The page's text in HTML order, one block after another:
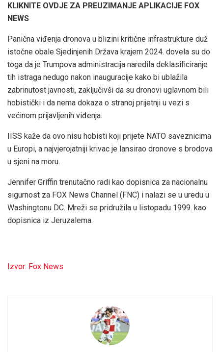
KLIKNITE OVDJE ZA PREUZIMANJE APLIKACIJE FOX
NEWS
Panična viđenja dronova u blizini kritične infrastrukture duž
istočne obale Sjedinjenih Država krajem 2024. dovela su do
toga da je Trumpova administracija naredila deklasificiranje
tih istraga nedugo nakon inauguracije kako bi ublažila
zabrinutost javnosti, zaključivši da su dronovi uglavnom bili
hobistički i da nema dokaza o stranoj prijetnji u vezi s
većinom prijavljenih viđenja.
IISS kaže da ovo nisu hobisti koji prijete NATO saveznicima
u Europi, a najvjerojatniji krivac je lansirao dronove s brodova
u sjeni na moru.
Jennifer Griffin trenutačno radi kao dopisnica za nacionalnu
sigurnost za FOX News Channel (FNC) i nalazi se u uredu u
Washingtonu DC. Mreži se pridružila u listopadu 1999. kao
dopisnica iz Jeruzalema.
Izvor: Fox News